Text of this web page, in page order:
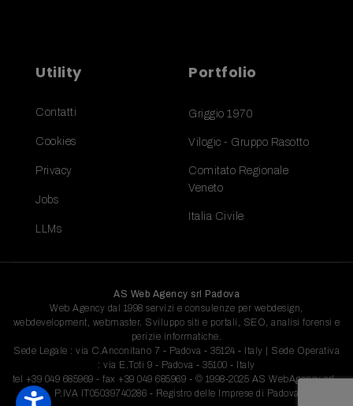
Utility
Contatti
Cookies
Privacy
Jobs
LLMs
Portfolio
Griggio 1970
Vilogic - Gruppo Rasotto
Comitato Regionale
Veneto
Italia Civile
AS Web Agency srl Padova
Web Agency dal 1998 servizi e consulenze per webdesign,
webdevelopment, webmaster. Sviluppo siti e portali, SEO, analisi forensi e
perizie informatiche.
Sede Legale : via C.Anconitano 7 - Padova - 35124 - Italy | Sede Operativa
: via E.Toti 9 - Padova - 35100 - Italy
tel +39 049 685969 - fax +39 049 685969 - © 1998-2025 AS WebAgency srl -
P.IVA IT05039740286 - Registro delle Imprese di Padova